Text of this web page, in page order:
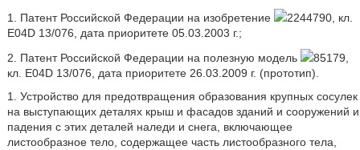
1. Патент Российской Федерации на изобретение
2244790, кл.
E04D 13/076, дата приоритете 05.03.2003 г.;
2. Патент Российской Федерации на полезную модель
85179,
кл. E04D 13/076, дата приоритете 26.03.2009 г. (прототип).
1. Устройство для предотвращения образования крупных сосулек
на выступающих деталях крыш и фасадов зданий и сооружений и
падения с этих деталей наледи и снега, включающее
листообразное тело, содержащее часть листообразного тела,